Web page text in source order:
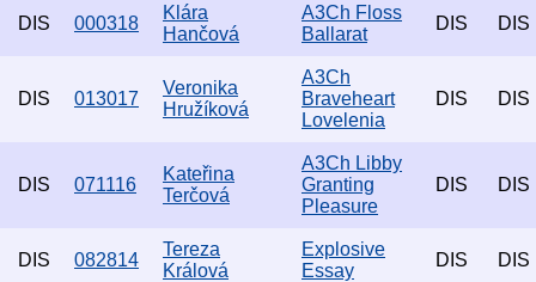
DIS 000318
Klára
Hančová
A3Ch Floss
Ballarat
DIS DIS
DIS 013017
Veronika
Hružíková
A3Ch
Braveheart
Lovelenia
DIS DIS
DIS 071116
Kateřina
Terčová
A3Ch Libby
Granting
Pleasure
DIS DIS
DIS 082814
Tereza
Králová
Explosive
Essay
DIS DIS